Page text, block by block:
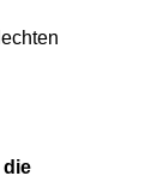
die